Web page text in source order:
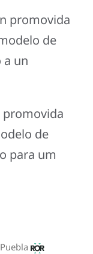
promovida
de
a un
promovida
de
para um